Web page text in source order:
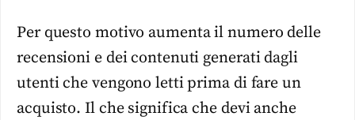
Per questo motivo aumenta il numero delle
recensioni e dei contenuti generati dagli
utenti che vengono letti prima di fare un
acquisto. Il che significa che devi anche